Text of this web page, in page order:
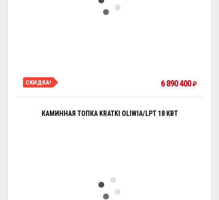
СКИДКА! 6 890 400₽
КАМИННАЯ ТОПКА KRATKI OLIWIA/LPT 18 КВТ